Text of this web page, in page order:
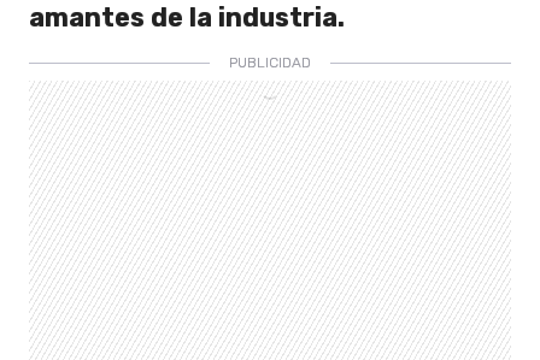
amantes de la industria.